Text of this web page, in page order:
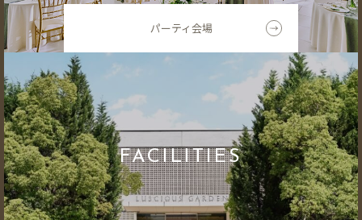
パーティ会場
FACILITIES